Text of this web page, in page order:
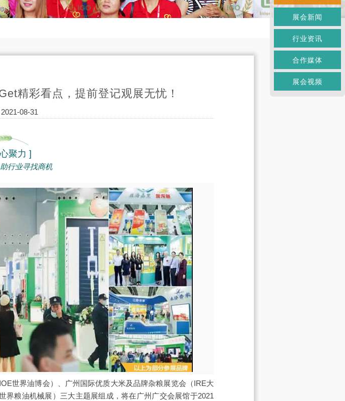
精彩看点，提前登记观展无忧！
2021-08-31
聚力 ]
行业寻找商机
世界油博会）、广州国际优质大米及品牌杂粮展览会（IRE大
粮油机械展）三大主题展组成，将在广州广交会展馆于2021
展会新闻
行业资讯
合作媒体
展会视频